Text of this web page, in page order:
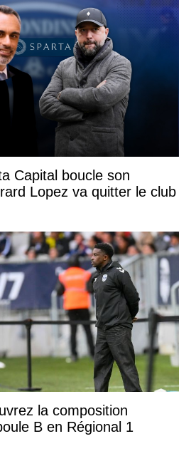
Capital boucle son
Lopez va quitter le club
la composition
B en Régional 1